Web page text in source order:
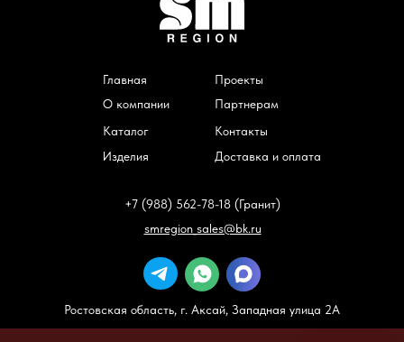
Главная
О компании
Каталог
Изделия
Контакты
Партнерам
Проекты
Доставка и оплата
+7 (988) 562-78-18 (Гранит)
smregion_sales@bk.ru
Ростовская область, г. Аксай, Западная улица 2А